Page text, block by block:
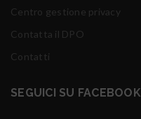
Centro gestione privacy
Contatta il DPO
Contatti
SEGUICI SU FACEBOOK